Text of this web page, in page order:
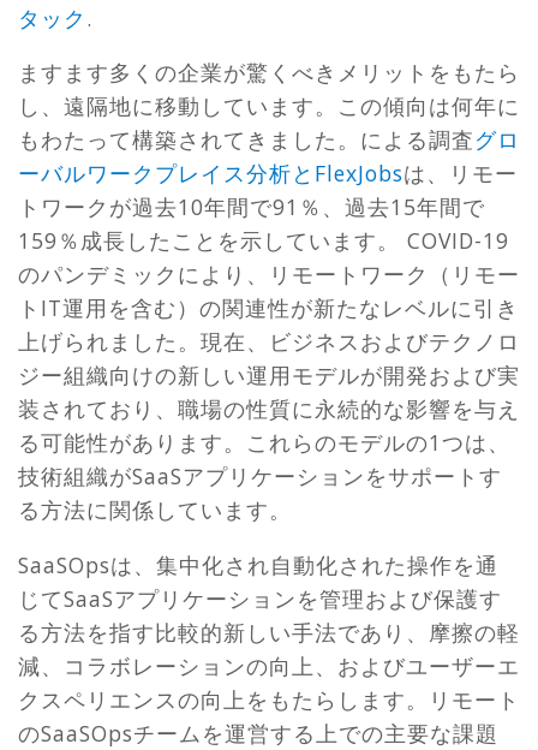
タック .
ますます多くの企業が驚くべきメリットをもたら
し、遠隔地に移動しています。この傾向は何年に
もわたって構築されてきました。による調査グロ
ーバルワークプレイス分析とFlexJobsは、リモー
トワークが過去10年間で91％、過去15年間で
159％成長したことを示しています。 COVID-19
のパンデミックにより、リモートワーク（リモー
トIT運用を含む）の関連性が新たなレベルに引き
上げられました。現在、ビジネスおよびテクノロ
ジー組織向けの新しい運用モデルが開発および実
装されており、職場の性質に永続的な影響を与え
る可能性があります。これらのモデルの1つは、
技術組織がSaaSアプリケーションをサポートす
る方法に関係しています。
SaaSOpsは、集中化され自動化された操作を通
じてSaaSアプリケーションを管理および保護す
る方法を指す比較的新しい手法であり、摩擦の軽
減、コラボレーションの向上、およびユーザーエ
クスペリエンスの向上をもたらします。リモート
のSaaSOpsチームを運営する上での主要な課題